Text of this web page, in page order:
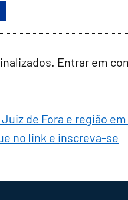
Entrar em
de Fora e região
no link e inscreva-se